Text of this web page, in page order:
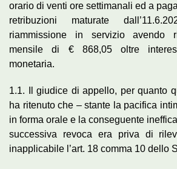
orario di venti ore settimanali ed a
retribuzioni maturate
riammissione in servizio avendo
mensile di € 868,05 oltre
monetaria.
1.1. Il giudice di appello, per quanto
ha ritenuto che – stante la pacifica
in forma orale e la conseguente
successiva revoca era priva di
inapplicabile l’art. 18 comma 10 dello